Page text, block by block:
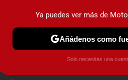
PRUEBAS COCHES
Ya puedes ver más de
Añádenos como
Solo necesitas una